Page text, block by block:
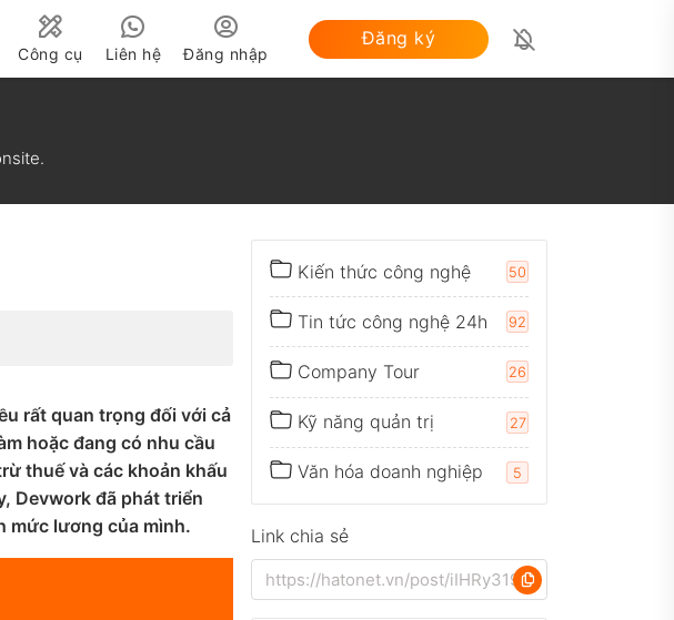
24h
Công cụ
Giảm dung lượng PDF
Liên hệ Đăng nhập
Đăng ký
rất quan trọng đối với cả
hoặc đang có nhu cầu
thuế và các khoản khấu
Devwork đã phát triển
mức lương của mình.
Kiến thức công nghệ 50
Tin tức công nghệ 24h 92
Company Tour 26
Kỹ năng quản trị 27
Văn hóa doanh nghiệp 5
Link chia sẻ